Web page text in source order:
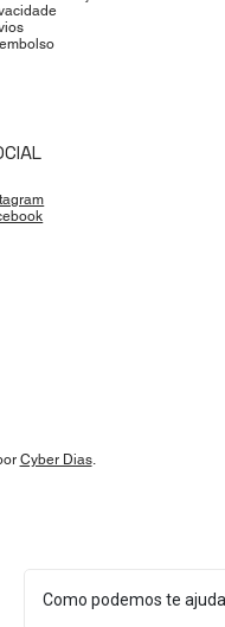
Cyber Dias.
Como podemos te